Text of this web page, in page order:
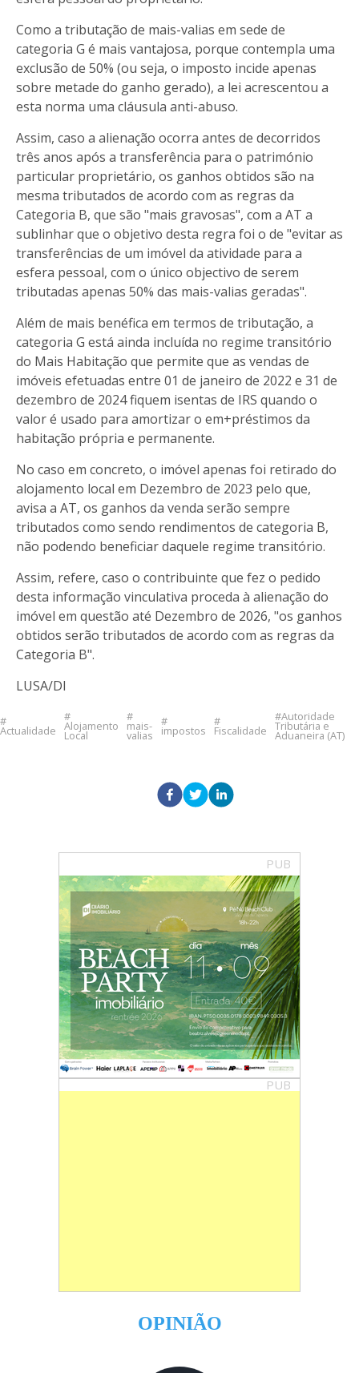
Como a tributação de mais-valias em sede de
categoria G é mais vantajosa, porque contempla uma
exclusão de 50% (ou seja, o imposto incide apenas
sobre metade do ganho gerado), a lei acrescentou a
esta norma uma cláusula anti-abuso.
Assim, caso a alienação ocorra antes de decorridos
três anos após a transferência para o património
particular proprietário, os ganhos obtidos são na
mesma tributados de acordo com as regras da
Categoria B, que são "mais gravosas", com a AT a
sublinhar que o objetivo desta regra foi o de "evitar as
transferências de um imóvel da atividade para a
esfera pessoal, com o único objectivo de serem
tributadas apenas 50% das mais-valias geradas".
Além de mais benéfica em termos de tributação, a
categoria G está ainda incluída no regime transitório
do Mais Habitação que permite que as vendas de
imóveis efetuadas entre 01 de janeiro de 2022 e 31 de
dezembro de 2024 fiquem isentas de IRS quando o
valor é usado para amortizar o em+préstimos da
habitação própria e permanente.
No caso em concreto, o imóvel apenas foi retirado do
alojamento local em Dezembro de 2023 pelo que,
avisa a AT, os ganhos da venda serão sempre
tributados como sendo rendimentos de categoria B,
não podendo beneficiar daquele regime transitório.
Assim, refere, caso o contribuinte que fez o pedido
desta informação vinculativa proceda à alienação do
imóvel em questão até Dezembro de 2026, "os ganhos
obtidos serão tributados de acordo com as regras da
Categoria B".
LUSA/DI
Actualidade Alojamento
Local
mais-
valias impostos Fiscalidade
Autoridade
Tributária e
Aduaneira (AT)
PUB
PUB
OPINIÃO